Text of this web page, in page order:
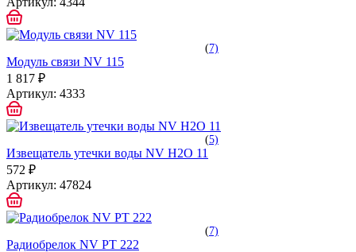
(7)
Модуль связи NV 115
1 817 ₽
Артикул: 4333
(5)
Извещатель утечки воды NV H2O 11
572 ₽
Артикул: 47824
(7)
Радиобрелок NV PT 222